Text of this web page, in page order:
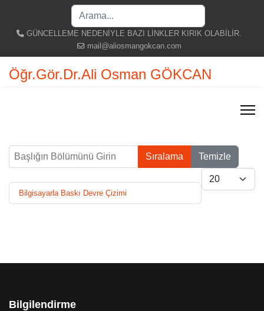
GÜNCELLEME NEDENİYLE BAZI LİNKLER KIRIK OLABİLİR.
mail@aliosmangokcan.com
Öğr.Gör.Dr.Ali Osman GÖKCAN
Başlığın Bölümünü Girin
Sıralama Temizle
Göster #
Bilgisayarla Baskı Devre Çizimi
Bilgilendirme